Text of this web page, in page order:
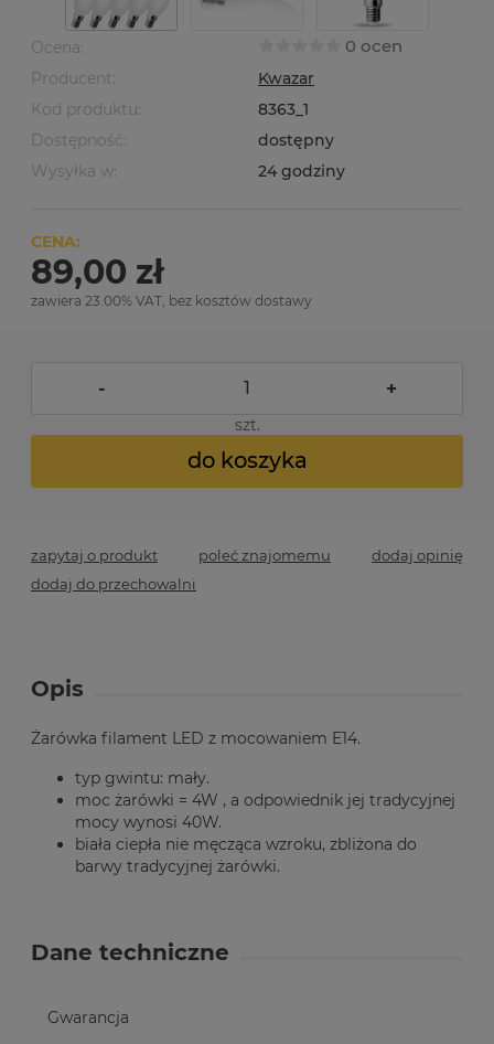
Ocena: 0 ocen
Producent:
Kwazar
Kod produktu:
8363_1
Dostępność:
dostępny
Wysyłka w:
24 godziny
CENA:
89,00 zł
zawiera 23.00% VAT, bez kosztów dostawy
- +
szt.
do koszyka
zapytaj o produkt poleć znajomemu
dodaj opinię
dodaj do przechowalni
Opis
Żarówka filament LED z mocowaniem E14.
typ gwintu: mały.
moc żarówki = 4W , a odpowiednik jej tradycyjnej
mocy wynosi 40W.
biała ciepła nie męcząca wzroku, zbliżona do
barwy tradycyjnej żarówki.
Dane techniczne
Gwarancja